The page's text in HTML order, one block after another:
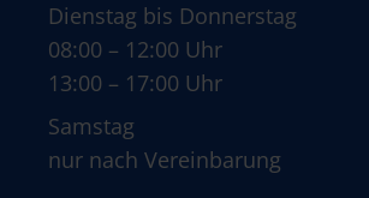
Dienstag bis Donnerstag
08:00 – 12:00 Uhr
13:00 – 17:00 Uhr
Samstag
nur nach Vereinbarung